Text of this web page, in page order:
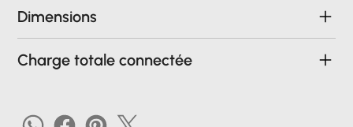
Dimensions
Charge totale connectée